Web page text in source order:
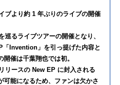
ブより約 1 年ぶりのライブの開催
巡るライブツアーの開催となり、
「Invention」を引っ提げた内容と
開催は千葉翔也では初。
リースの New EP に封入される
可能になるため、ファンは欠かさ